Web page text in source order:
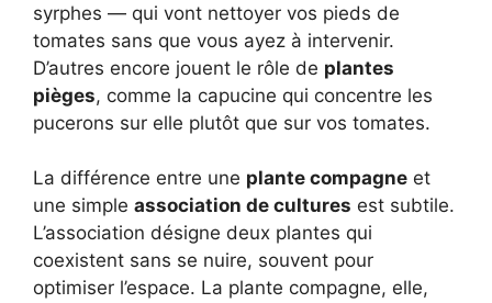
syrphes — qui vont nettoyer vos pieds de
tomates sans que vous ayez à intervenir.
D’autres encore jouent le rôle de plantes
pièges, comme la capucine qui concentre les
pucerons sur elle plutôt que sur vos tomates.
La différence entre une plante compagne et
une simple association de cultures est subtile.
L’association désigne deux plantes qui
coexistent sans se nuire, souvent pour
optimiser l’espace. La plante compagne, elle,